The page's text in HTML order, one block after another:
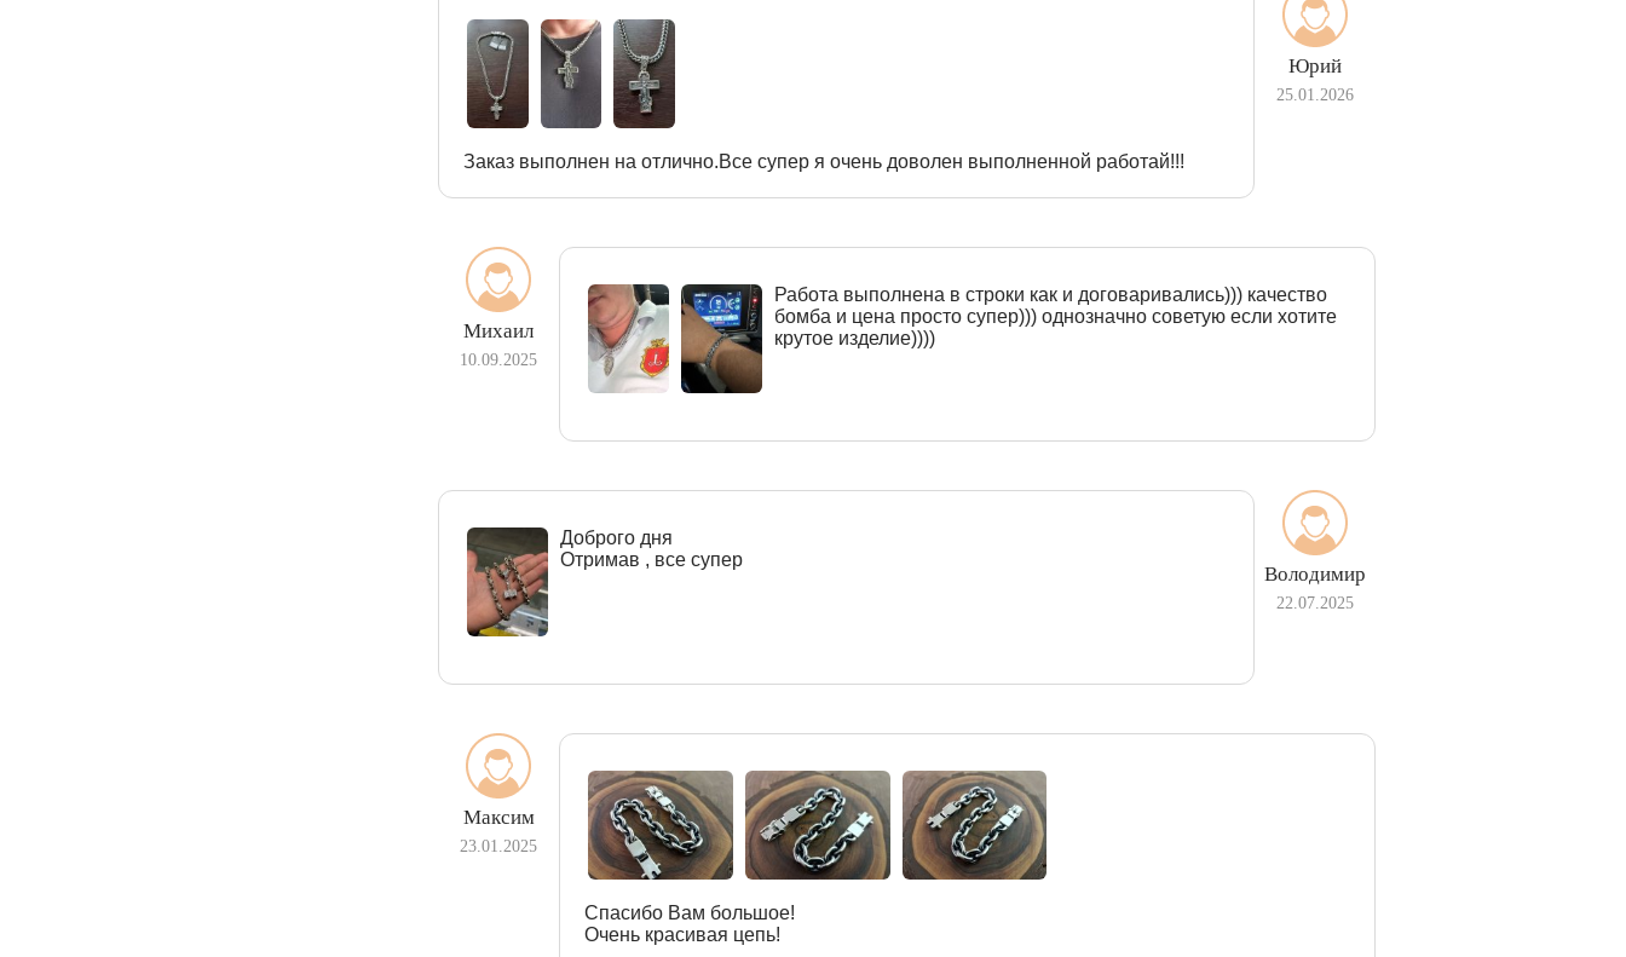
Юрий
25.01.2026
Заказ выполнен на отлично.Все супер я очень доволен выполненной работай!!!
Михаил
10.09.2025
Работа выполнена в строки как и договаривались))) качество
бомба и цена просто супер))) однозначно советую если хотите
крутое изделие))))
Володимир
22.07.2025
Доброго дня
Отримав , все супер
Максим
23.01.2025
Спасибо Вам большое!
Очень красивая цепь!